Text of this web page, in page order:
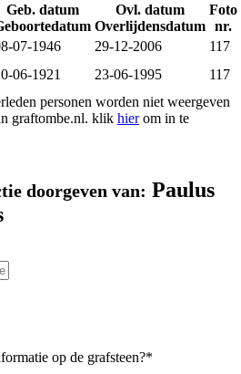
Geb. datum
Ovl. datum
Overlijdensdatum
Foto
nr.
07-1946 29-12-2006
117
06-1921 23-06-1995
117
personen worden niet weergeven
graftombe.nl. klik hierom in te
doorgeven van: Paulus
op de grafsteen?*